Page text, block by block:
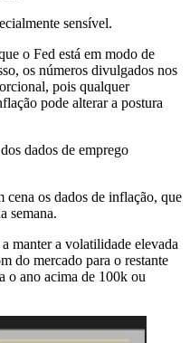
sensível.
o Fed está em modo de
os números divulgados nos
pois qualquer
pode alterar a postura
dados de emprego
cena os dados de inflação, que
semana.
manter a volatilidade elevada
do mercado para o restante
o ano acima de 100k ou